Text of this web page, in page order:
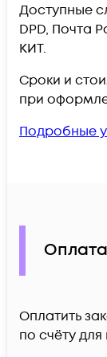
Доступные
DPD, Почта
КИТ.
Сроки и
при
Подробные
Оплата
Оплатить
по счёту